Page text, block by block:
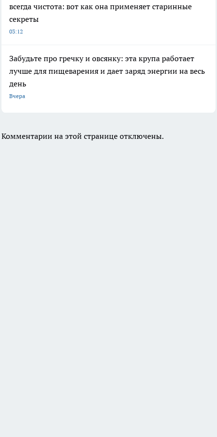
всегда чистота: вот как она применяет старинные
секреты
03:12
Забудьте про гречку и овсянку: эта крупа работает
лучше для пищеварения и дает заряд энергии на весь
день
Вчера
Комментарии на этой странице отключены.